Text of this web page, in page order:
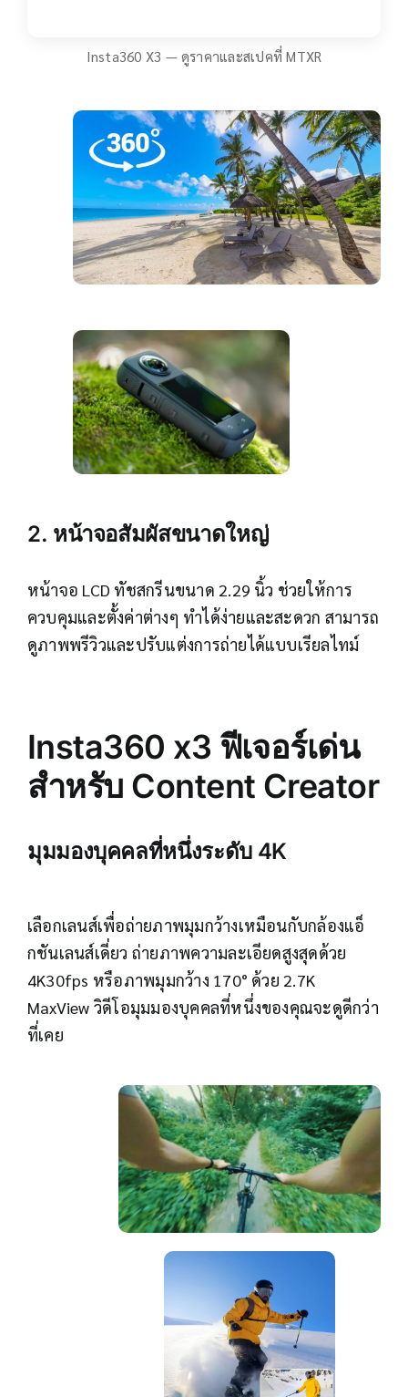
Insta360 X3 — ดูราคาและสเปคที่ MTXR
2. หน้าจอสัมผัสขนาดใหญ่
หน้าจอ LCD ทัชสกรีนขนาด 2.29 นิ้ว ช่วยให้การ
ควบคุมและตั้งค่าต่างๆ ทำได้ง่ายและสะดวก สามารถ
ดูภาพพรีวิวและปรับแต่งการถ่ายได้แบบเรียลไทม์
Insta360 x3 ฟีเจอร์เด่น
สำหรับ Content Creator
มุมมองบุคคลที่หนึ่งระดับ 4K
เลือกเลนส์เพื่อถ่ายภาพมุมกว้างเหมือนกับกล้องแอ็
กชันเลนส์เดี่ยว ถ่ายภาพความละเอียดสูงสุดด้วย
4K30fps หรือภาพมุมกว้าง 170° ด้วย 2.7K
MaxView วิดีโอมุมมองบุคคลที่หนึ่งของคุณจะดูดีกว่า
ที่เคย